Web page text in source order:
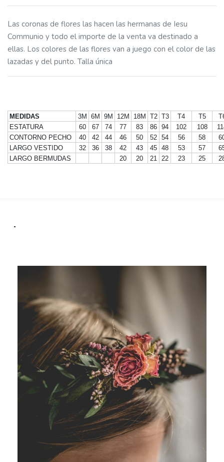
Las coronas de flores las hacen las hermanas de Iesu
Communio y todo el importe de la venta va destinado a
ellas. Los colores de las flores van a juego con el color de las
lazadas y del punto. Talla única
MEDIDAS 3M 6M 9M 12M 18M T2 T3 T4 T5
ESTATURA
60 67 74 77 83 86 94 102 108
CONTORNO PECHO
40 42 44 46 50 52 54 56 58
LARGO VESTIDO
32 36 38 42 43 45 48 53 57
LARGO BERMUDAS
20 20 21 22 23 25